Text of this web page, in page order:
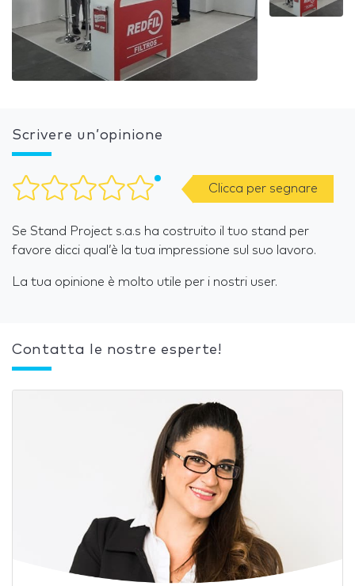
Scrivere un’opinione
Clicca per segnare
Se Stand Project s.a.s ha costruito il tuo stand per
favore dicci qual’è la tua impressione sul suo lavoro.
La tua opinione è molto utile per i nostri user.
Contatta le nostre esperte!